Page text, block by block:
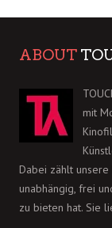
ABOUT
mit
Dabei zählt
unabhängig, frei
zu bieten hat. Sie